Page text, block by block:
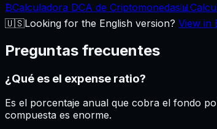
₿Calculadora DCA de Criptomonedas📊
🇺🇸Looking for the English version? View in
Preguntas frecuentes
¿Qué es el expense ratio?
Es el porcentaje anual que cobra el fondo
compuesta es enorme.